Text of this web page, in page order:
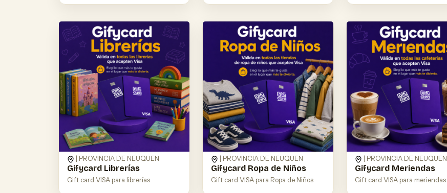
| PROVINCIA DE NEUQUEN
Gifycard Librerías
Gift card VISA para librerías
| PROVINCIA DE NEUQUEN
Gifycard Ropa de Niños
Gift card VISA para Ropa de Niños
| PROVINCIA DE NEUQUEN
Gifycard Meriendas
Gift card VISA para meriendas